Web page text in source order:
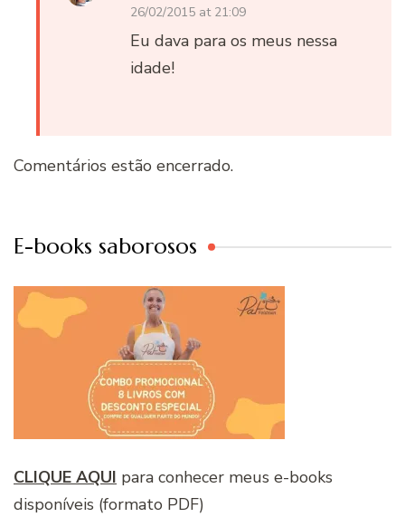
26/02/2015 at 21:09
Eu dava para os meus nessa
idade!
Comentários estão encerrado.
E-books saborosos
CLIQUE AQUI para conhecer meus e-books
disponíveis (formato PDF)